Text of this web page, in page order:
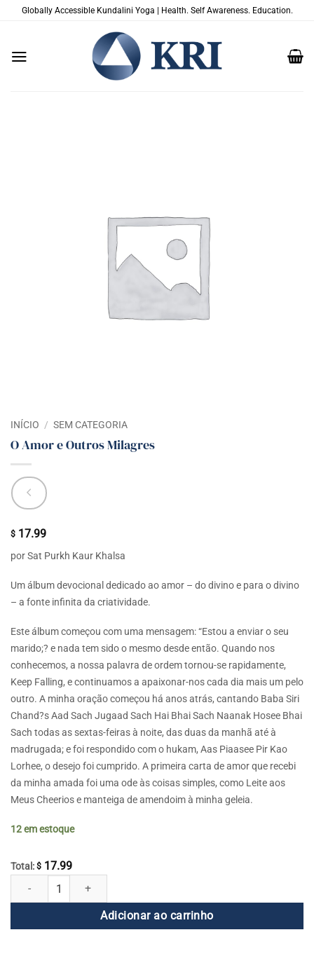
Globally Accessible Kundalini Yoga | Health. Self Awareness. Education.
INÍCIO / SEM CATEGORIA
O Amor e Outros Milagres
$ 17.99
por Sat Purkh Kaur Khalsa
Um álbum devocional dedicado ao amor – do divino e para o divino
– a fonte infinita da criatividade.
Este álbum começou com uma mensagem: “Estou a enviar o seu
marido;? e nada tem sido o mesmo desde então. Quando nos
conhecemos, a nossa palavra de ordem tornou-se rapidamente,
Keep Falling, e continuamos a apaixonar-nos cada dia mais um pelo
outro. A minha oração começou há anos atrás, cantando Baba Siri
Chand?s Aad Sach Jugaad Sach Hai Bhai Sach Naanak Hosee Bhai
Sach todas as sextas-feiras à noite, das duas da manhã até à
madrugada; e foi respondido com o hukam, Aas Piaasee Pir Kao
Lorhee, o desejo foi cumprido. A primeira carta de amor que recebi
da minha amada foi uma ode às coisas simples, como Leite aos
Meus Cheerios e manteiga de amendoim à minha geleia.
12 em estoque
Total: $ 17.99
O Amor e Outros Milagres quantidade
Adicionar ao carrinho